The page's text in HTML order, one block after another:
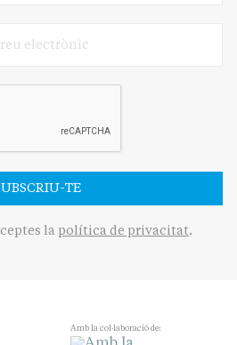
TE
la política de privacitat.
Amb la col·laboració de: